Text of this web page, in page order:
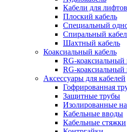
Кабели для
Плоский кабель
Специальный
Спиральный
Шахтный кабель
Коаксиальный кабель
RG-коаксиальный
RG-коаксиальный
Аксессуары для кабелей
Гофрированная
Защитные трубы
Изолированные
Кабельные вводы
Кабельные стяжки